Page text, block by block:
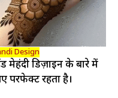
Design
डिज़ाइन के बारे में
परफेक्ट रहता है।